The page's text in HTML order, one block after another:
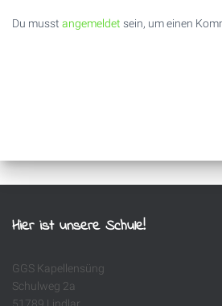
Du musst angemeldet sein, um einen
Hier ist unsere Schule!
GGS Kapellensüng
Schulweg 2a